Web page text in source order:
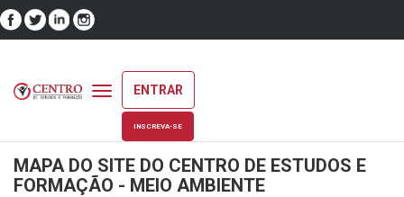
Toggle
navigation
ENTRAR
INSCREVA-SE
MAPA DO SITE DO CENTRO DE ESTUDOS E
FORMAÇÃO - MEIO AMBIENTE